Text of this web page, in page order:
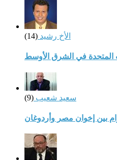
الأخ رشيد (14)
المتحدة في الشرق الأوسط
سعيد شعيب (9)
بين إخوان مصر وأردوغان